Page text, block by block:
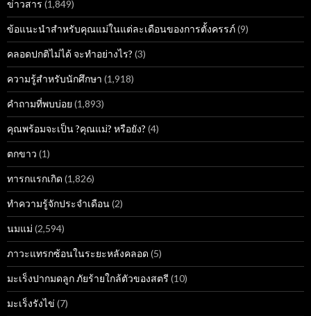
ข่าวสาร (1,849)
ข้อแนะนำสำหรับคุณแม่ในแต่ละเดือนของการตั้งครรภ์(9)
คลอดปกติไม่ได้ จะทำอย่างไร? (3)
ความรู้สำหรับนักศึกษา (1,918)
คำถามที่พบบ่อย (1,893)
คุณพร้อมจะเป็น ?คุณแม่? หรือยัง? (4)
ตกขาว (1)
ทารกแรกเกิด (1,826)
ทำความรู้จักประจำเดือน(2)
นมแม่ (2,594)
ภาวะแทรกซ้อนในระยะหลังคลอด (5)
มะเร็งปากมดลูก ภัยร้ายใกล้ตัวของสตรี (10)
มะเร็งรังไข่ (7)